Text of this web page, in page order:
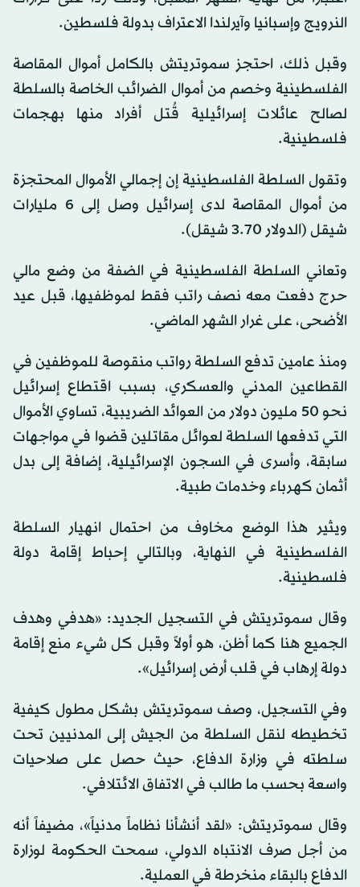
النرويج وإسبانيا وآيرلندا الاعتراف بدولة فلسطين.
وقبل ذلك، احتجز سموتريتش بالكامل أموال المقاصة
الفلسطينية وخصم من أموال الضرائب الخاصة بالسلطة
لصالح عائلات إسرائيلية قُتل أفراد منها بهجمات
فلسطينية.
وتقول السلطة الفلسطينية إن إجمالي الأموال المحتجزة
من أموال المقاصة لدى إسرائيل وصل إلى 6 مليارات
شيقل (الدولار 3.70 شيقل).
وتعاني السلطة الفلسطينية في الضفة من وضع مالي
حرج دفعت معه نصف راتب فقط لموظفيها، قبل عيد
الأضحى، على غرار الشهر الماضي.
ومنذ عامين تدفع السلطة رواتب منقوصة للموظفين في
القطاعين المدني والعسكري، بسبب اقتطاع إسرائيل
نحو 50 مليون دولار من العوائد الضريبية، تساوي الأموال
التي تدفعها السلطة لعوائل مقاتلين قضوا في مواجهات
سابقة، وأسرى في السجون الإسرائيلية، إضافة إلى بدل
أثمان كهرباء وخدمات طبية.
ويثير هذا الوضع مخاوف من احتمال انهيار السلطة
الفلسطينية في النهاية، وبالتالي إحباط إقامة دولة
فلسطينية.
وقال سموتريتش في التسجيل الجديد: «هدفي وهدف
الجميع هنا كما أظن، هو أولاً وقبل كل شيء منع إقامة
دولة إرهاب في قلب أرض إسرائيل».
وفي التسجيل، وصف سموتريتش بشكل مطول كيفية
تخطيطه لنقل السلطة من الجيش إلى المدنيين تحت
سلطته في وزارة الدفاع، حيث حصل على صلاحيات
واسعة بحسب ما طالب في الاتفاق الائتلافي.
وقال سموتريتش: «لقد أنشأنا نظاماً مدنياً»، مضيفاً أنه
من أجل صرف الانتباه الدولي، سمحت الحكومة لوزارة
الدفاع بالبقاء منخرطة في العملية.